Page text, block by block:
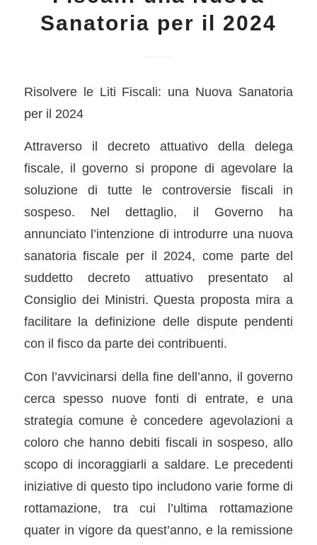
Sanatoria per il 2024
Risolvere le Liti Fiscali: una Nuova Sanatoria
per il 2024
Attraverso il decreto attuativo della delega
fiscale, il governo si propone di agevolare la
soluzione di tutte le controversie fiscali in
sospeso. Nel dettaglio, il Governo ha
annunciato l’intenzione di introdurre una nuova
sanatoria fiscale per il 2024, come parte del
suddetto decreto attuativo presentato al
Consiglio dei Ministri. Questa proposta mira a
facilitare la definizione delle dispute pendenti
con il fisco da parte dei contribuenti.
Con l’avvicinarsi della fine dell’anno, il governo
cerca spesso nuove fonti di entrate, e una
strategia comune è concedere agevolazioni a
coloro che hanno debiti fiscali in sospeso, allo
scopo di incoraggiarli a saldare. Le precedenti
iniziative di questo tipo includono varie forme di
rottamazione, tra cui l’ultima rottamazione
quater in vigore da quest’anno, e la remissione